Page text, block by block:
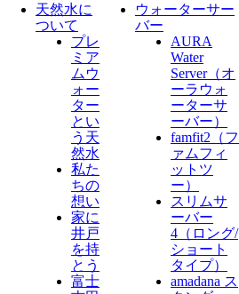
天然水に
ついて
プレ
ミア
ムウ
ォー
ター
とい
う天
然水
私た
ちの
想い
家に
井戸
を持
とう
富士
ウォーターサー
バー
AURA
Water
Server​（オ
ーラウォ
ーターサ
ーバー）
famfit2（フ
ァムフィ
ットツ
ー）
スリムサ
ーバー
4（ロング/
ショート
タイプ）
amadana ス